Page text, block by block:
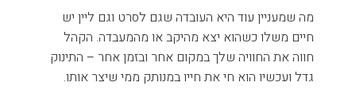
מה שמעניין עוד היא העובדה שגם לסרט וגם ליין יש
חיים משלו כשהוא יצא מהיקב או מהמעבדה. הקהל
חווה את החוויה שלך במקום אחר ובזמן אחר – התינוק
גדל ועכשיו הוא חי את חייו במנותק ממי שיצר אותו.